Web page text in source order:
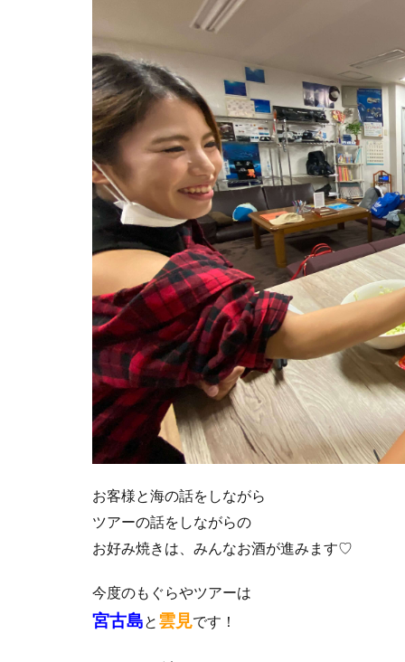
お客様と海の話をしながら
ツアーの話をしながらの
お好み焼きは、みんなお酒が進みます♡
今度のもぐらやツアーは
宮古島と 雲見です！